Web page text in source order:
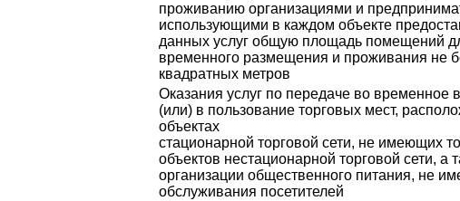
проживанию организациями и
использующими в каждом объекте
данных услуг общую площадь помещений
временного размещения и проживания не
квадратных метров
Оказания услуг по передаче во временное
(или) в пользование торговых мест,
объектах
стационарной торговой сети, не имеющих
объектов нестационарной торговой сети, а
организации общественного питания, не
обслуживания посетителей